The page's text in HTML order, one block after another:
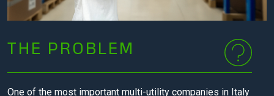
THE PROBLEM
One of the most important multi-utility companies in Italy